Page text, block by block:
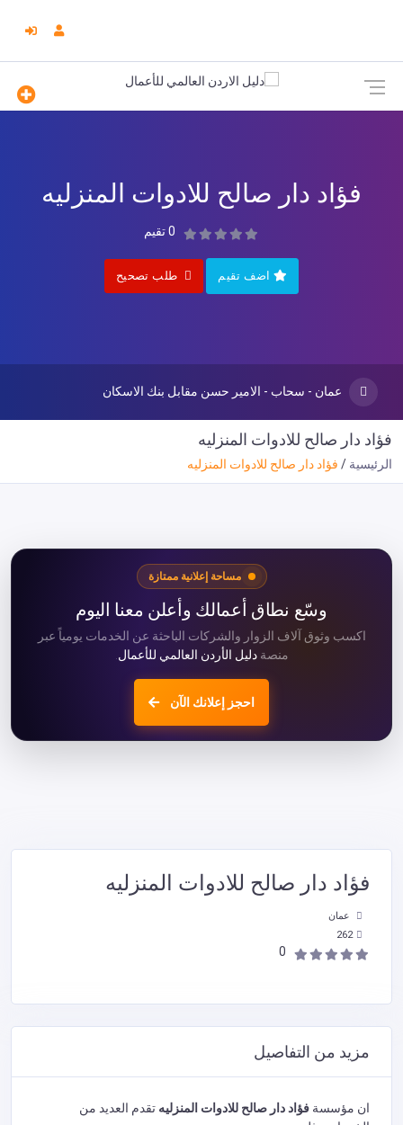
فؤاد دار صالح للادوات المنزليه
0 تقيم
اضف تقيم طلب تصحيح
عمان - سحاب - الامير حسن مقابل بنك الاسكان
فؤاد دار صالح للادوات المنزليه
الرئيسية فؤاد دار صالح للادوات المنزليه
مساحة إعلانية ممتازة
وسّع نطاق أعمالك وأعلن معنا اليوم
اكسب وثوق آلاف الزوار والشركات الباحثة عن الخدمات يومياً عبر
منصةدليل الأردن العالمي للأعمال
احجز إعلانك الآن
فؤاد دار صالح للادوات المنزليه
عمان
262
0
مزيد من التفاصيل
ان مؤسسة فؤاد دار صالح للادوات المنزليه تقدم العديد من